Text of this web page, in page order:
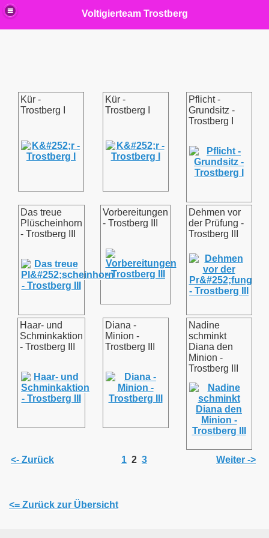
Voltigierteam Trostberg
Kür -
Trostberg I
Kür -
Trostberg I
Pflicht -
Grundsitz -
Trostberg I
Das treue
Plüscheinhorn
- Trostberg III
Vorbereitungen
- Trostberg III
Dehmen vor
der Prüfung -
Trostberg III
Haar- und
Schminkaktion
- Trostberg III
Diana -
Minion -
Trostberg III
Nadine
schminkt
Diana den
Minion -
Trostberg III
<- Zurück 1 2 3 Weiter ->
<= Zurück zur Übersicht